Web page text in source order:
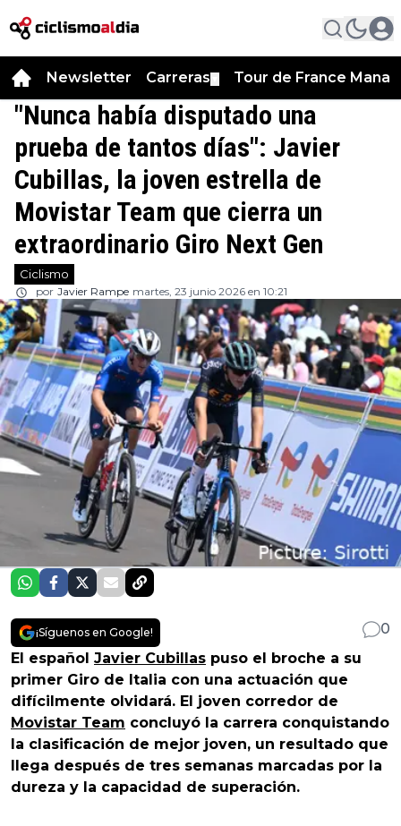
Newsletter Carreras Tour de France
"Nunca había disputado una
prueba de tantos días": Javier
Cubillas, la joven estrella de
Movistar Team que cierra un
extraordinario Giro Next Gen
Ciclismo
por Javier Rampe martes, 23 junio 2026 en 10:21
¡Síguenos en Google!
0
El español Javier Cubillas puso el broche a su
primer Giro de Italia con una actuación que
difícilmente olvidará. El joven corredor de
Movistar Team concluyó la carrera conquistando
la clasificación de mejor joven, un resultado que
llega después de tres semanas marcadas por la
dureza y la capacidad de superación.